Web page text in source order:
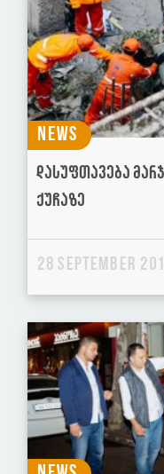
News
დასუფთავება
ქუჩაზე
28 September